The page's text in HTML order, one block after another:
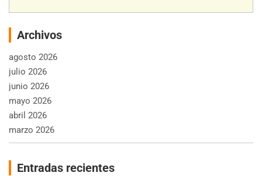
Archivos
agosto 2026
julio 2026
junio 2026
mayo 2026
abril 2026
marzo 2026
Entradas recientes